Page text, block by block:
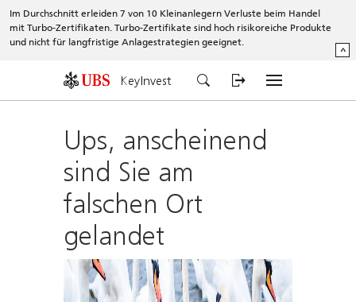
Im Durchschnitt erleiden 7 von 10 Kleinanlegern Verluste beim Handel
mit Turbo-Zertifikaten. Turbo-Zertifikate sind hoch risikoreiche Produkte
und nicht für langfristige Anlagestrategien geeignet.
^
KeyInvest
Ups, anscheinend
sind Sie am
falschen Ort
gelandet